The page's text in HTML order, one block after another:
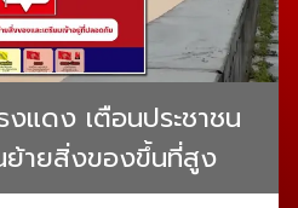
แดง เตือนประชาชน
ย้ายสิ่งของขึ้นที่สูง